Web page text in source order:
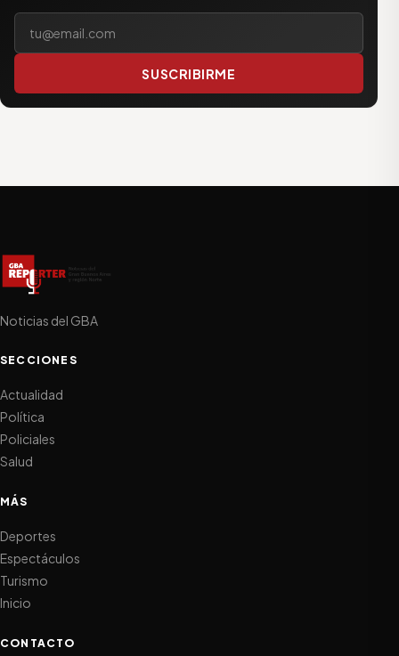
SUSCRIBIRME
Noticias del GBA
SECCIONES
Actualidad
Política
Policiales
Salud
MÁS
Deportes
Espectáculos
Turismo
Inicio
CONTACTO